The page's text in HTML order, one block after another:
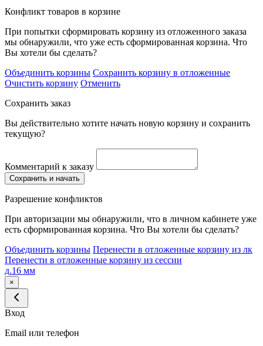
Конфликт товаров в корзине
При попытки сформировать корзину из отложенного заказа
мы обнаружили, что уже есть сформированная корзина. Что
Вы хотели бы сделать?
Объединить корзины Сохранить корзину в отложенные
Очистить корзину Отменить
Сохранить заказ
Вы действительно хотите начать новую корзину и сохранить
текущую?
Комментарий к заказу
Сохранить и начать
Разрешение конфликтов
При авторизации мы обнаружили, что в личном кабинете уже
есть сформированная корзина. Что Вы хотели бы сделать?
Объединить корзины Перенести в отложенные корзину из лк
Перенести в отложенные корзину из сессии
д.16 мм
×
Вход
Email или телефон